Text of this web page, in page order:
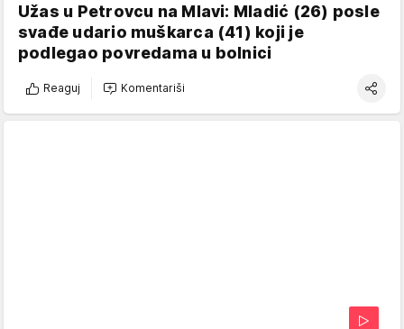
Užas u Petrovcu na Mlavi: Mladić (26) posle
svađe udario muškarca (41) koji je
podlegao povredama u bolnici
Reaguj Komentariši